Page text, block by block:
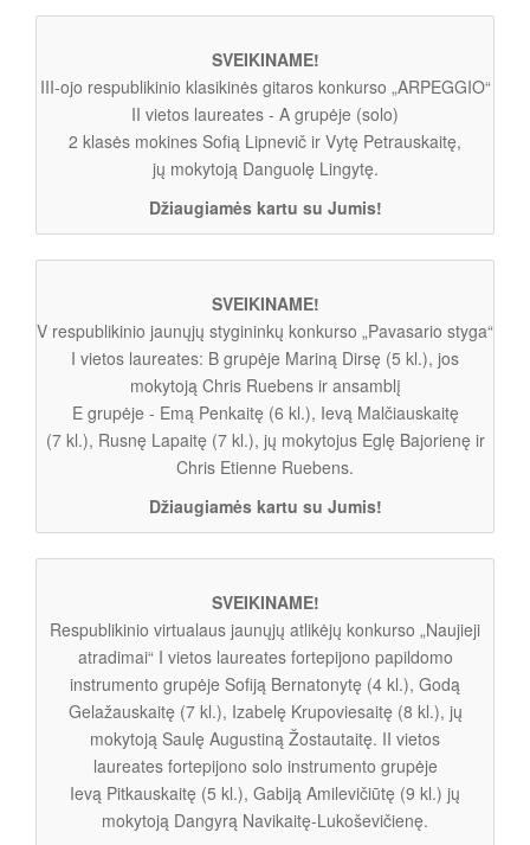
SVEIKINAME!
III-ojo respublikinio klasikinės gitaros konkurso „ARPEGGIO“
II vietos laureates - A grupėje (solo)
2 klasės mokines Sofią Lipnevič ir Vytę Petrauskaitę,
jų mokytoją Danguolę Lingytę.
Džiaugiamės kartu su Jumis!
SVEIKINAME!
V respublikinio jaunųjų stygininkų konkurso „Pavasario styga“
I vietos laureates: B grupėje Mariną Dirsę (5 kl.), jos
mokytoją Chris Ruebens ir ansamblį
E grupėje - Emą Penkaitę (6 kl.), Ievą Malčiauskaitę
(7 kl.), Rusnę Lapaitę (7 kl.), jų mokytojus Eglę Bajorienę ir
Chris Etienne Ruebens.
Džiaugiamės kartu su Jumis!
SVEIKINAME!
Respublikinio virtualaus jaunųjų atlikėjų konkurso „Naujieji
atradimai“ I vietos laureates fortepijono papildomo
instrumento grupėje Sofiją Bernatonytę (4 kl.), Godą
Gelažauskaitę (7 kl.), Izabelę Krupoviesaitę (8 kl.), jų
mokytoją Saulę Augustiną Žostautaitę. II vietos
laureates fortepijono solo instrumento grupėje
Ievą Pitkauskaitę (5 kl.), Gabiją Amilevičiūtę (9 kl.) jų
mokytoją Dangyrą Navikaitę-Lukoševičienę.